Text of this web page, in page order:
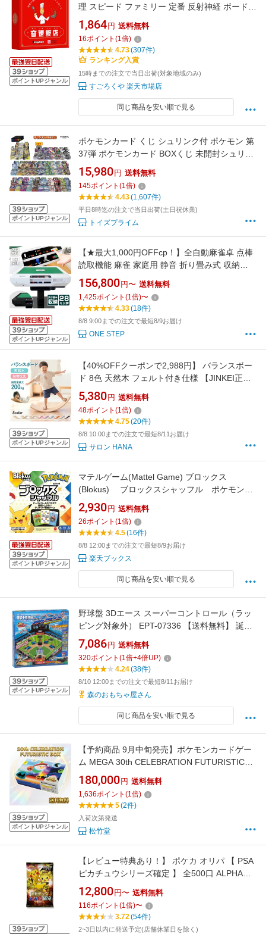
ポイントUPジャンル
理 スピード ファミリー 定番 反射神経 ボードゲ
ーム
1,864 円 送料無料
16ポイント (1倍)
4.73(307件)
ランキング入賞
15時までの注文で当日出荷(対象地域のみ)
すごろくや 楽天市場店
同じ商品を安い順で見る
ポイントUPジャンル
ポケモンカード くじ シュリンク付 ポケモン 第
37弾 ポケモンカード BOXくじ 未開封シュリン
ク BOX 全500口 バトルパートナーズ アビスア
イ
15,980 円 送料無料
145ポイント (1倍)
4.43(1,607件)
平日8時迄の注文で当日出荷(土日祝休業)
トイズプライム
ポイントUPジャンル
【★最大1,000円OFFcp！】全自動麻雀卓 点棒
読取機能 麻雀 家庭用 静音 折り畳み式 収納
USB充電口 点棒セット デジタル点棒計算
28mm 3人打ち 交流 練習 雀鳳
156,800 円〜 送料無料
1,425ポイント (1倍)〜
4.33(18件)
8/8 9:00までの注文で最短8/9お届け
ONE STEP
ポイントUPジャンル
【40%OFFクーポンで2,988円】 バランスボー
ド 8色 天然木 フェルト付き仕様 【JINKEI正規
品】 子供用 大人用 バランスドーム 室内遊び 木
製 体幹 トレーニング ストレッチ おもちゃ 運動
遊具 バランス感覚 耐荷重200kg
5,380 円 送料無料
48ポイント (1倍)
4.75(20件)
8/8 10:00までの注文で最短8/11お届け
サロン HANA
ポイントUPジャンル
マテルゲーム(Mattel Game) ブロックス
(Blokus) ブロックスシャッフル ポケモンエ
ディション【 ボードゲーム 】【 知育ゲーム 】
【2~4人用】 【7才~】 HHM20
2,930 円 送料無料
26ポイント (1倍)
4.5(16件)
8/8 12:00までの注文で最短8/9お届け
楽天ブックス
同じ商品を安い順で見る
ポイントUPジャンル
野球盤 3Dエース スーパーコントロール（ラッ
ピング対象外） EPT-07336 【送料無料】 誕生
日 プレゼント 子供 女の子 男の子 ギフト
7,086 円 送料無料
320ポイント (1倍+4倍UP)
4.24(38件)
8/10 12:00までの注文で最短8/11お届け
森のおもちゃ屋さん
同じ商品を安い順で見る
ポイントUPジャンル
【予約商品 9月中旬発売】ポケモンカードゲー
ム MEGA 30th CELEBRATION FUTURISTIC
BOX 30周年 カードゲーム セレブレーション 新
品 未開封
180,000 円 送料無料
1,636ポイント (1倍)
5(2件)
入荷次第発送
松竹堂
【レビュー特典あり！】 ポケカ オリパ 【 PSA
ピカチュウシリーズ確定 】 全500口 ALPHAの
オリパ
12,800 円〜 送料無料
116ポイント (1倍)〜
3.72(54件)
2~3日以内に発送予定(店舗休業日を除く)